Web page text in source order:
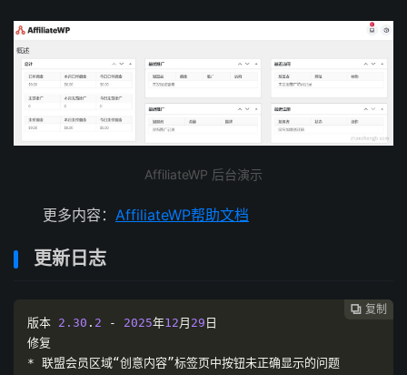
AffiliateWP 后台演示
更多内容： AffiliateWP帮助文档
更新日志
 复制
版本 2.30 . 2 - 2025年12月 29 日
修复
* 联盟会员区域“创意内容”标签页中按钮未正确显示的问题